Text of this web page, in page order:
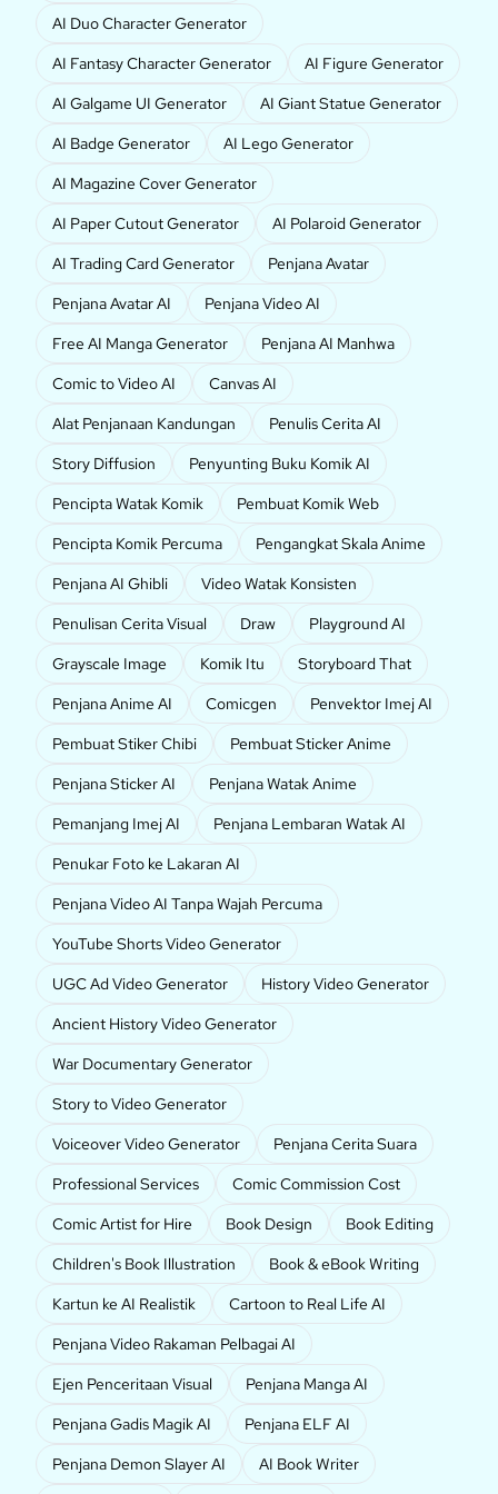
AI Duo Character Generator
AI Fantasy Character Generator
AI Figure Generator
AI Galgame UI Generator
AI Giant Statue Generator
AI Badge Generator
AI Lego Generator
AI Magazine Cover Generator
AI Paper Cutout Generator
AI Polaroid Generator
AI Trading Card Generator
Penjana Avatar
Penjana Avatar AI
Penjana Video AI
Free AI Manga Generator
Penjana AI Manhwa
Comic to Video AI
Canvas AI
Alat Penjanaan Kandungan
Penulis Cerita AI
Story Diffusion
Penyunting Buku Komik AI
Pencipta Watak Komik
Pembuat Komik Web
Pencipta Komik Percuma
Pengangkat Skala Anime
Penjana AI Ghibli
Video Watak Konsisten
Penulisan Cerita Visual
Draw
Playground AI
Grayscale Image
Komik Itu
Storyboard That
Penjana Anime AI
Comicgen
Penvektor Imej AI
Pembuat Stiker Chibi
Pembuat Sticker Anime
Penjana Sticker AI
Penjana Watak Anime
Pemanjang Imej AI
Penjana Lembaran Watak AI
Penukar Foto ke Lakaran AI
Penjana Video AI Tanpa Wajah Percuma
YouTube Shorts Video Generator
UGC Ad Video Generator
History Video Generator
Ancient History Video Generator
War Documentary Generator
Story to Video Generator
Voiceover Video Generator
Penjana Cerita Suara
Professional Services
Comic Commission Cost
Comic Artist for Hire
Book Design
Book Editing
Children's Book Illustration
Book & eBook Writing
Kartun ke AI Realistik
Cartoon to Real Life AI
Penjana Video Rakaman Pelbagai AI
Ejen Penceritaan Visual
Penjana Manga AI
Penjana Gadis Magik AI
Penjana ELF AI
Penjana Demon Slayer AI
AI Book Writer